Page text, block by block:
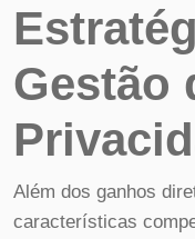
Gestão
Além dos ganhos
características